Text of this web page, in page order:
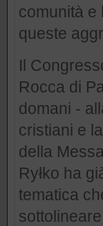
comunità e
queste
Il
Rocca di
domani -
cristiani e
della
Ryłko ha
tematica